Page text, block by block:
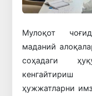
Мулоқот
маданий
соҳадаги
ҳужжатларни